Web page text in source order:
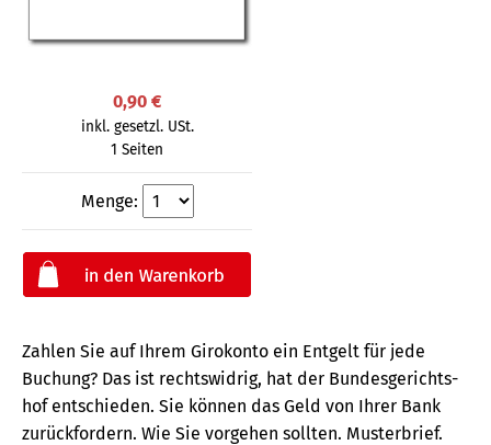
0,90 €
inkl. gesetzl. USt.
1 Seiten
Menge:
Zahlen Sie auf Ihrem Girokonto ein Entgelt für jede
Buchung? Das ist rechts­widrig, hat der Bundes­gerichts­
hof entschieden. Sie können das Geld von Ihrer Bank
zurück­fordern. Wie Sie vorgehen sollten. Musterbrief.